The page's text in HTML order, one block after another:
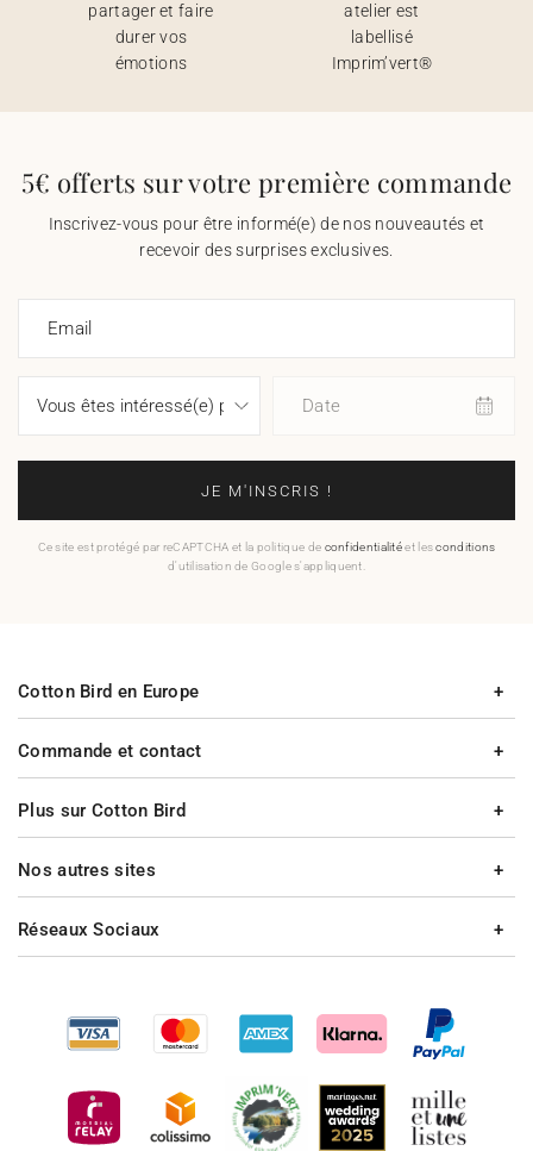
partager et faire
durer vos
émotions
atelier est
labellisé
Imprim’vert®
5€ offerts sur votre première commande
Inscrivez-vous pour être informé(e) de nos nouveautés et
recevoir des surprises exclusives.
Email
Date
JE M'INSCRIS !
Ce site est protégé par reCAPTCHA et la politique de confidentialitéet lesconditions
d'utilisation de Google s'appliquent.
Commande et contact
Plus sur Cotton Bird
Cotton Bird en Europe
Nos autres sites
Réseaux Sociaux